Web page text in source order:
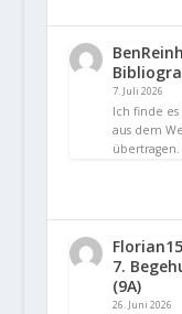
7. Juli 2026
Ich finde
aus dem
7.
(9A)
26. Juni 2026